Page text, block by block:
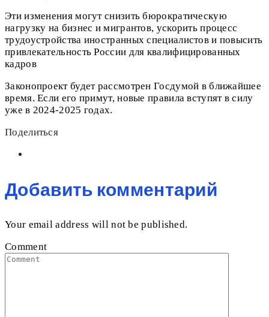
Эти изменения могут снизить бюрократическую
нагрузку на бизнес и мигрантов, ускорить процесс
трудоустройства иностранных специалистов и повысить
привлекательность России для квалифицированных
кадров
Законопроект будет рассмотрен Госдумой в ближайшее
время. Если его примут, новые правила вступят в силу
уже в 2024-2025 годах.
Поделиться
Добавить комментарий
Your email address will not be published.
Comment